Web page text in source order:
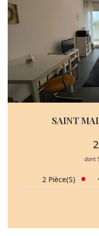
SAINT
dont
2 Pièce(s)